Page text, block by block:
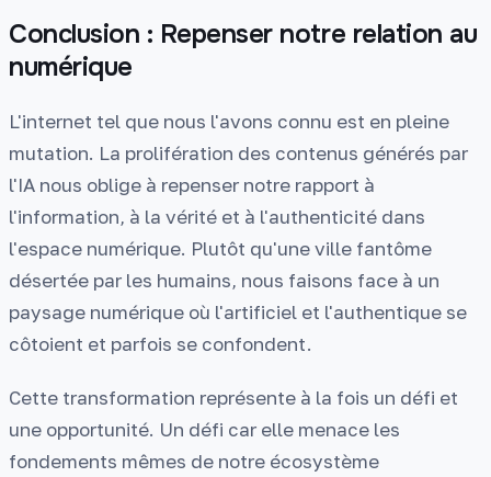
Conclusion : Repenser notre relation au
numérique
L'internet tel que nous l'avons connu est en pleine
mutation. La prolifération des contenus générés par
l'IA nous oblige à repenser notre rapport à
l'information, à la vérité et à l'authenticité dans
l'espace numérique. Plutôt qu'une ville fantôme
désertée par les humains, nous faisons face à un
paysage numérique où l'artificiel et l'authentique se
côtoient et parfois se confondent.
Cette transformation représente à la fois un défi et
une opportunité. Un défi car elle menace les
fondements mêmes de notre écosystème